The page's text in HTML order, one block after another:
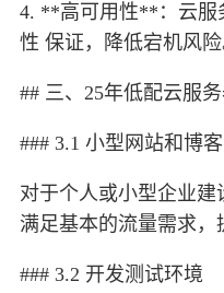
4. **高可用性**：云服
性 保证，降低宕机风险
## 三、25年低配云服
### 3.1 小型网站和博客
对于个人或小型企业
满足基本的流量需求，
### 3.2 开发测试环境